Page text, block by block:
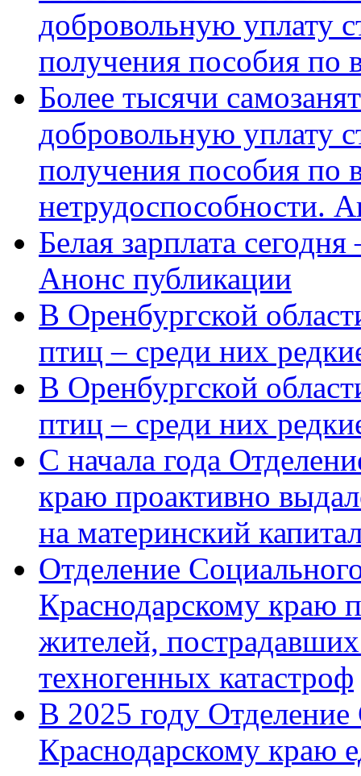
добровольную уплату
получения пособия по
Более тысячи
добровольную уплату
получения пособия по
нетрудоспособности.
Белая зарплата
Анонс публикации
В Оренбургской
птиц – среди них
В Оренбургской
птиц – среди них
С начала года
краю проактивно
на материнский
Отделение
Краснодарскому краю
жителей,
техногенных катастроф
В 2025 году
Краснодарскому краю